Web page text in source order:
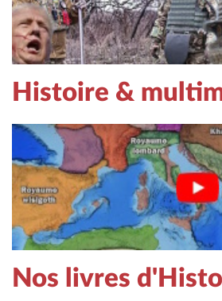
Histoire &
Nos livres